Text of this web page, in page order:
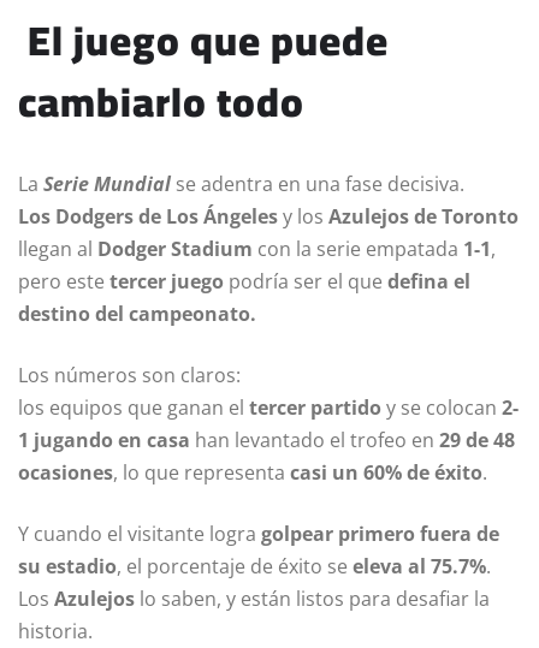
El juego que puede
cambiarlo todo
La Serie Mundial se adentra en una fase decisiva.
Los Dodgers de Los Ángelesy los Azulejos de Toronto
llegan al Dodger Stadium con la serie empatada 1-1,
pero este tercer juego podría ser el que defina el
destino del campeonato.
Los números son claros:
los equipos que ganan el tercer partido y se colocan 2-
1 jugando en casa han levantado el trofeo en 29 de 48
ocasiones, lo que representa casi un 60% de éxito.
Y cuando el visitante logra golpear primero fuera de
su estadio, el porcentaje de éxito se eleva al 75.7%.
Los Azulejos lo saben, y están listos para desafiar la
historia.